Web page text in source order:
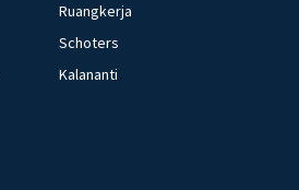
Ruangkerja
Schoters
Kalananti